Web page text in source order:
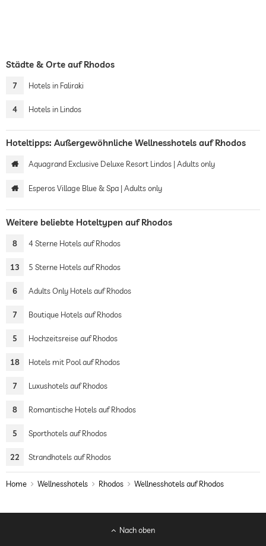
Städte & Orte auf Rhodos
7 Hotels in Faliraki
4 Hotels in Lindos
Hoteltipps: Außergewöhnliche Wellnesshotels auf Rhodos
Aquagrand Exclusive Deluxe Resort Lindos | Adults only
Esperos Village Blue & Spa | Adults only
Weitere beliebte Hoteltypen auf Rhodos
8 4 Sterne Hotels auf Rhodos
13 5 Sterne Hotels auf Rhodos
6 Adults Only Hotels auf Rhodos
7 Boutique Hotels auf Rhodos
5 Hochzeitsreise auf Rhodos
18 Hotels mit Pool auf Rhodos
7 Luxushotels auf Rhodos
8 Romantische Hotels auf Rhodos
5 Sporthotels auf Rhodos
22 Strandhotels auf Rhodos
Home Wellnesshotels Rhodos Wellnesshotels auf Rhodos
Nach oben